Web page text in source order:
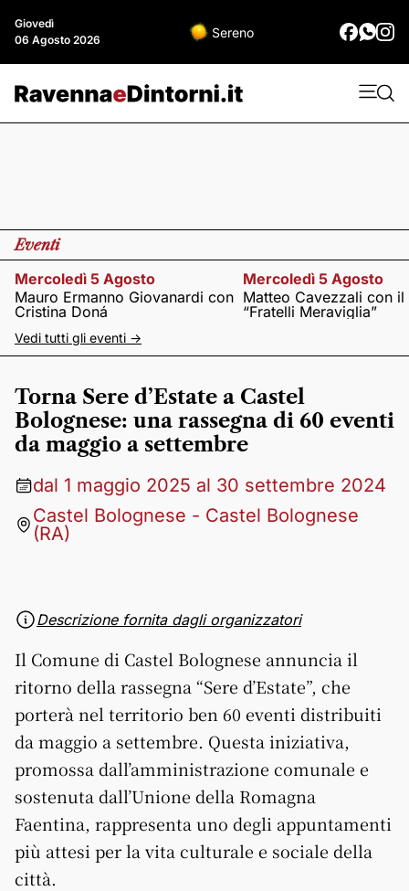
Giovedì
06 Agosto 2026
Sereno
Eventi
Mercoledì 5 Agosto
Mauro Ermanno Giovanardi con
Cristina Doná
Mercoledì 5 Agosto
Matteo Cavezzali con il
“Fratelli Meraviglia”
Vedi tutti gli eventi ->
Torna Sere d’Estate a Castel
Bolognese: una rassegna di 60 eventi
da maggio a settembre
dal 1 maggio 2025 al 30 settembre 2024
Castel Bolognese - Castel Bolognese
(RA)
Descrizione fornita dagli organizzatori
Il Comune di Castel Bolognese annuncia il
ritorno della rassegna “Sere d’Estate”, che
porterà nel territorio ben 60 eventi distribuiti
da maggio a settembre. Questa iniziativa,
promossa dall’amministrazione comunale e
sostenuta dall’Unione della Romagna
Faentina, rappresenta uno degli appuntamenti
più attesi per la vita culturale e sociale della
città.